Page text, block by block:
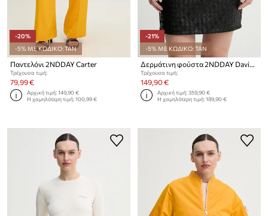
-20%
-5% ΜΕ ΚΩΔΙΚΟ: TAN
Παντελόνι 2NDDAY Carter
Τρέχουσα τιμή:
79,99 €
Αρχική τιμή:149,90 €
Η χαμηλότερη τιμή:100,99 €
-21%
-5% ΜΕ ΚΩΔΙΚΟ: TAN
Τρέχουσα τιμή:
149,90 €
Αρχική τιμή:359,90 €
Η χαμηλότερη τιμή:189,90 €